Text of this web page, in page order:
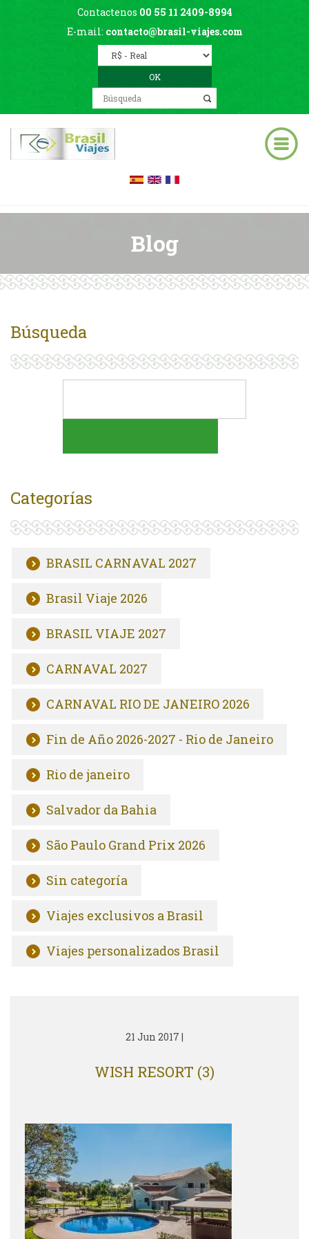
Contactenos 00 55 11 2409-8994
E-mail: contacto@brasil-viajes.com
Blog
Búsqueda
Categorías
BRASIL CARNAVAL 2027
Brasil Viaje 2026
BRASIL VIAJE 2027
CARNAVAL 2027
CARNAVAL RIO DE JANEIRO 2026
Fin de Año 2026-2027 - Rio de Janeiro
Rio de janeiro
Salvador da Bahia
São Paulo Grand Prix 2026
Sin categoría
Viajes exclusivos a Brasil
Viajes personalizados Brasil
21 Jun 2017 |
WISH RESORT (3)